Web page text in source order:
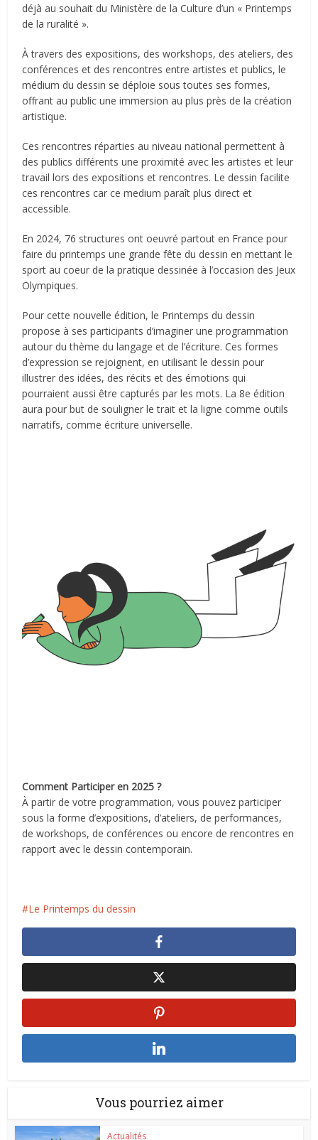
déjà au souhait du Ministère de la Culture d’un « Printemps
de la ruralité ».
À travers des expositions, des workshops, des ateliers, des
conférences et des rencontres entre artistes et publics, le
médium du dessin se déploie sous toutes ses formes,
offrant au public une immersion au plus près de la création
artistique.
Ces rencontres réparties au niveau national permettent à
des publics différents une proximité avec les artistes et leur
travail lors des expositions et rencontres. Le dessin facilite
ces rencontres car ce medium paraît plus direct et
accessible.
En 2024, 76 structures ont oeuvré partout en France pour
faire du printemps une grande fête du dessin en mettant le
sport au coeur de la pratique dessinée à l’occasion des Jeux
Olympiques.
Pour cette nouvelle édition, le Printemps du dessin
propose à ses participants d’imaginer une programmation
autour du thème du langage et de l’écriture. Ces formes
d’expression se rejoignent, en utilisant le dessin pour
illustrer des idées, des récits et des émotions qui
pourraient aussi être capturés par les mots. La 8e édition
aura pour but de souligner le trait et la ligne comme outils
narratifs, comme écriture universelle.
Comment Participer en 2025 ?
À partir de votre programmation, vous pouvez participer
sous la forme d’expositions, d’ateliers, de performances,
de workshops, de conférences ou encore de rencontres en
rapport avec le dessin contemporain.
Le Printemps du dessin
Vous pourriez aimer
Actualités